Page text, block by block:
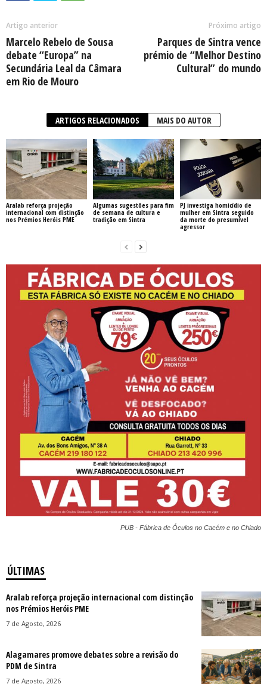
Artigo anterior
Marcelo Rebelo de Sousa
debate “Europa” na
Secundária Leal da Câmara
em Rio de Mouro
Próximo artigo
Parques de Sintra vence
prémio de “Melhor Destino
Cultural” do mundo
ARTIGOS RELACIONADOS MAIS DO AUTOR
Aralab reforça projeção
internacional com distinção
nos Prémios Heróis PME
Algumas sugestões para fim
de semana de cultura e
tradição em Sintra
PJ investiga homicídio de
mulher em Sintra seguido
da morte do presumível
agressor
PUB - Fábrica de Óculos no Cacém e no Chiado
ÚLTIMAS
Aralab reforça projeção internacional com distinção
nos Prémios Heróis PME
7 de Agosto, 2026
Alagamares promove debates sobre a revisão do
PDM de Sintra
7 de Agosto, 2026